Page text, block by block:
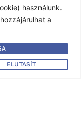
használunk.
a
ELUTASÍT